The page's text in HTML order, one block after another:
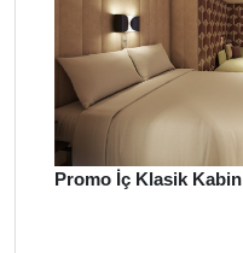
Promo İç Klasik Kabin